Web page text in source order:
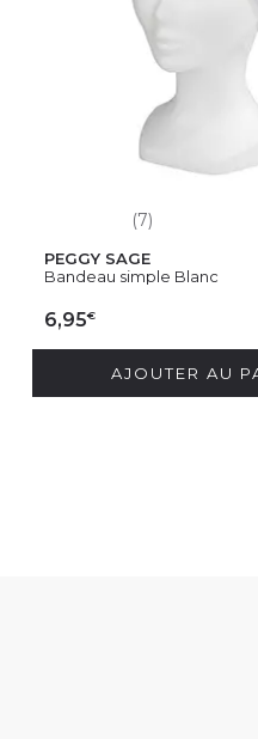
(7)
PEGGY SAGE
Bandeau simple Blanc
6,95€
AJOUTER AU